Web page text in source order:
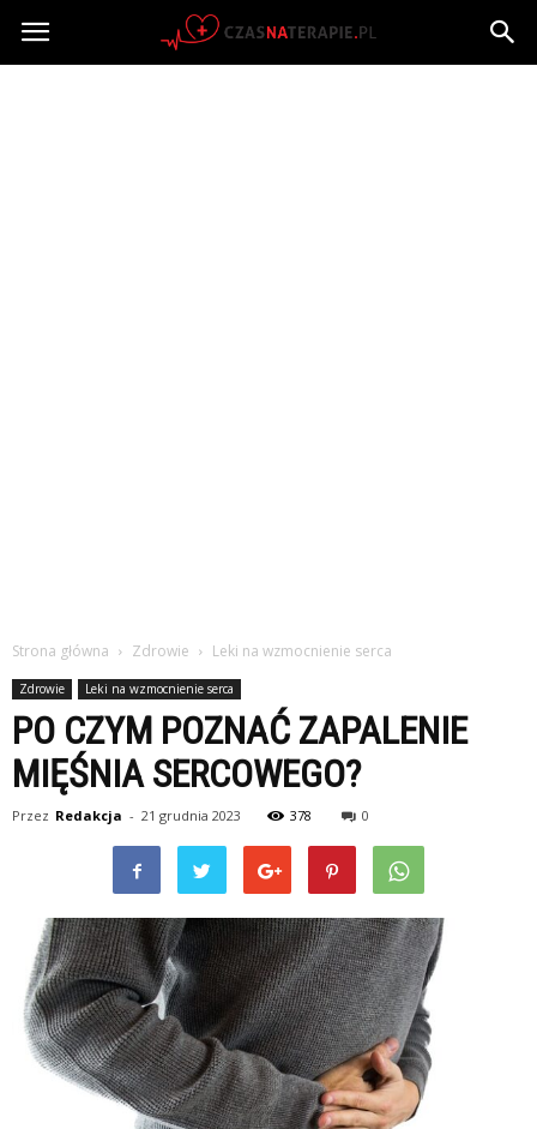
Czasnaterapie.pl
Strona główna Zdrowie Leki na wzmocnienie serca
Zdrowie Leki na wzmocnienie serca
PO CZYM POZNAĆ ZAPALENIE
MIĘŚNIA SERCOWEGO?
Przez Redakcja - 21 grudnia 2023 378 0